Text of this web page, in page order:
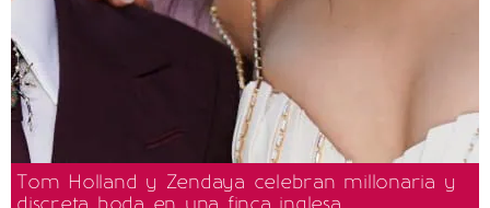
Tom Holland y Zendaya celebran millonaria y